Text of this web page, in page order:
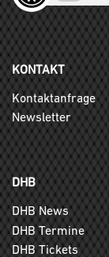
KONTAKT
Kontaktanfrage
Newsletter
DHB
DHB News
DHB Termine
DHB Tickets